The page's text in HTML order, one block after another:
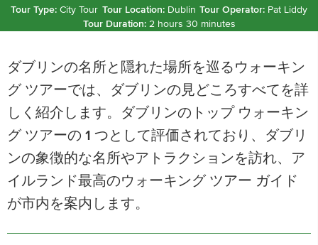
Tour Type:City Tour Tour Location: Dublin Tour Operator: Pat Liddy
Tour Duration: 2 hours 30 minutes
ダブリンの名所と隠れた場所を巡るウォーキン
グ ツアーでは、ダブリンの見どころすべてを詳
しく紹介します。ダブリンのトップ ウォーキン
グ ツアーの 1 つとして評価されており、ダブリ
ンの象徴的な名所やアトラクションを訪れ、ア
イルランド最高のウォーキング ツアー ガイド
が市内を案内します。